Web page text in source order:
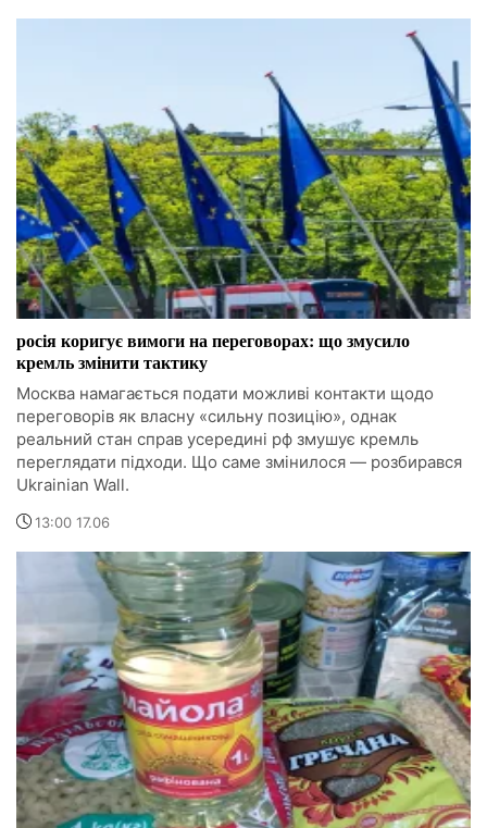
росія коригує вимоги на переговорах: що змусило
кремль змінити тактику
Москва намагається подати можливі контакти щодо
переговорів як власну «сильну позицію», однак
реальний стан справ усередині рф змушує кремль
переглядати підходи. Що саме змінилося — розбирався
Ukrainian Wall.
13:00 17.06